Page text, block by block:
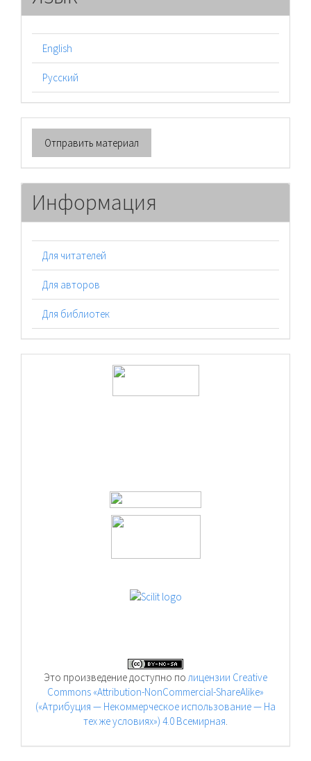
English
Русский
Отправить
материал
Отправить материал
Информация
Для читателей
Для авторов
Для библиотек
Это произведение доступно по лицензии Creative
Commons «Attribution-NonCommercial-ShareAlike»
(«Атрибуция — Некоммерческое использование — На
тех же условиях») 4.0 Всемирная